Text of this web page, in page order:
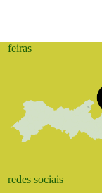
feiras
redes sociais